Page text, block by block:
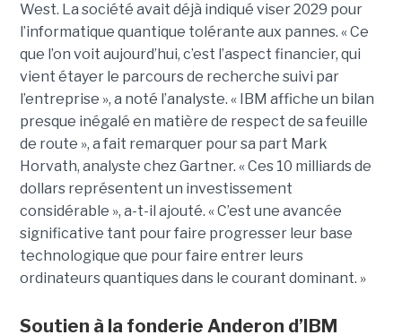
West. La société avait déjà indiqué viser 2029 pour
l’informatique quantique tolérante aux pannes. « Ce
que l’on voit aujourd’hui, c’est l’aspect financier, qui
vient étayer le parcours de recherche suivi par
l’entreprise », a noté l’analyste. « IBM affiche un bilan
presque inégalé en matière de respect de sa feuille
de route », a fait remarquer pour sa part Mark
Horvath, analyste chez Gartner. « Ces 10 milliards de
dollars représentent un investissement
considérable », a-t-il ajouté. « C’est une avancée
significative tant pour faire progresser leur base
technologique que pour faire entrer leurs
ordinateurs quantiques dans le courant dominant. »
Soutien à la fonderie Anderon d’IBM